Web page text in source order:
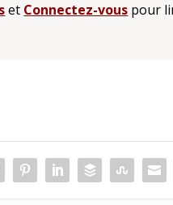
et Connectez-vous pour